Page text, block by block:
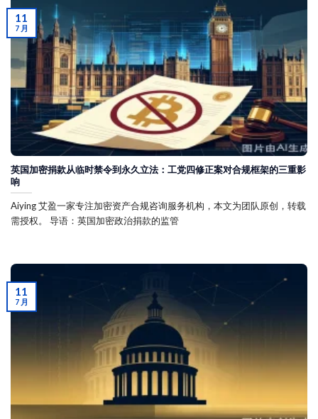
英国加密捐款从临时禁令到永久立法：工党四修正案对合规框架的三重影
响
Aiying 艾盈一家专注加密资产合规咨询服务机构，本文为团队原创，转载
需授权。 导语：英国加密政治捐款的监管
11
7 月
11
7 月